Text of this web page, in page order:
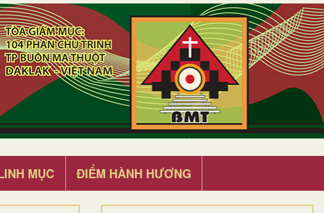
MỤC ĐIỂM HÀNH HƯƠNG